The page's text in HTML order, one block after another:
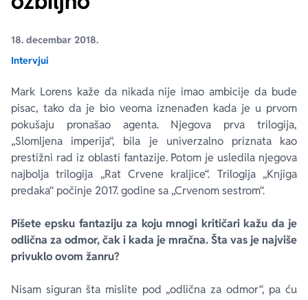
18. decembar 2018.
Intervjui
Mark Lorens kaže da nikada nije imao ambicije da bude
pisac, tako da je bio veoma iznenađen kada je u prvom
pokušaju pronašao agenta. Njegova prva trilogija,
„Slomljena imperija“, bila je univerzalno priznata kao
prestižni rad iz oblasti fantazije. Potom je usledila njegova
najbolja trilogija „Rat Crvene kraljice“. Trilogija „Knjiga
predaka“ počinje 2017. godine sa „Crvenom sestrom“.
Pišete epsku fantaziju za koju mnogi kritičari kažu da je
odlična za odmor, čak i kada je mračna. Šta vas je najviše
privuklo ovom žanru?
Nisam siguran šta mislite pod „odlična za odmor“, pa ću
Ekranizovane knjige
E-knjige
Autori
Poezija
Biografija
Bojan Ljubenović
Milica Jakovljević Mir-Jam
Peter Handke
Elif Šafak